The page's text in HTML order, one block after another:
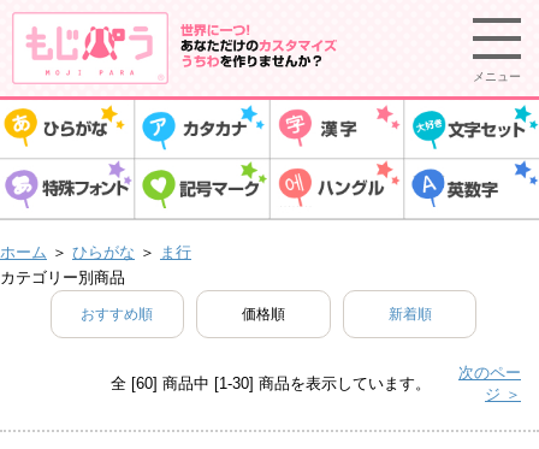
メニュー
ホーム ＞ ひらがな ＞ ま行
カテゴリー別商品
おすすめ順 価格順 新着順
全 [60] 商品中 [1-30] 商品を表示しています。
次のペー
ジ ＞